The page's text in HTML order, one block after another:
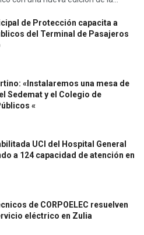
de Protección capacita a
del Terminal de Pasajeros
«Instalaremos una mesa de
Sedemat y el Colegio de
«
UCI del Hospital General
a 124 capacidad de atención en
de CORPOELEC resuelven
eléctrico en Zulia